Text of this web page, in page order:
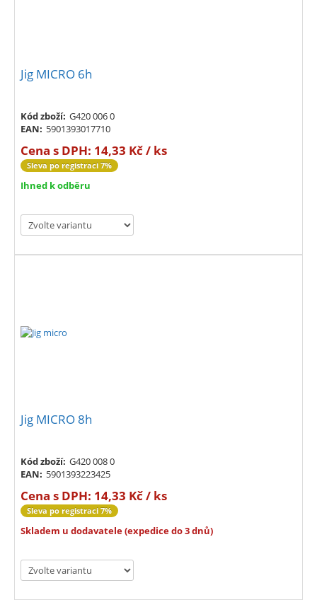
Jig MICRO 6h
Kód zboží: G420 006 0
EAN: 5901393017710
Cena s DPH: 14,33 Kč / ks
Sleva po registraci 7%
Ihned k odběru
Jig MICRO 8h
Kód zboží: G420 008 0
EAN: 5901393223425
Cena s DPH: 14,33 Kč / ks
Sleva po registraci 7%
Skladem u dodavatele (expedice do 3 dnů)